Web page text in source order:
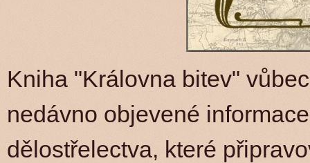
Kniha "Královna bitev"
nedávno objevené
dělostřelectva, které